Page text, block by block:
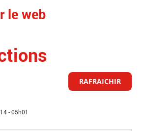
le web
RAFRAICHIR
- 05h01